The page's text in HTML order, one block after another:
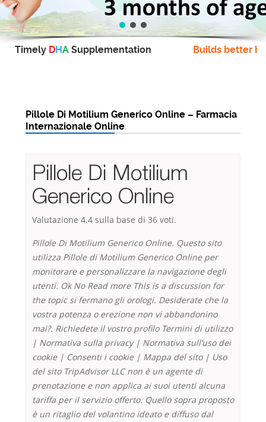
Timely DHA Supplementation Builds better
Pillole Di Motilium Generico Online – Farmacia
Internazionale Online
Pillole Di Motilium
Generico Online
Valutazione 4.4 sulla base di 36 voti.
Pillole Di Motilium Generico Online. Questo sito
utilizza Pillole di Motilium Generico Online per
monitorare e personalizzare la navigazione degli
utenti. Ok No Read more This is a discussion for
the topic si fermano gli orologi. Desiderate che la
vostra potenza o erezione non vi abbandonino
mai?. Richiedete il vostro profilo Termini di utilizzo
| Normativa sulla privacy | Normativa sull’uso dei
cookie | Consenti i cookie | Mappa del sito | Uso
del sito TripAdvisor LLC non è un agente di
prenotazione e non applica ai suoi utenti alcuna
tariffa per il servizio offerto. Quello sopra proposto
è un ritaglio del volantino ideato e diffuso dal